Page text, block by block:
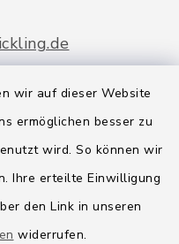
wir auf dieser Website
ermöglichen besser zu
wird. So können wir
Ihre erteilte Einwilligung
den Link in unseren
widerrufen.